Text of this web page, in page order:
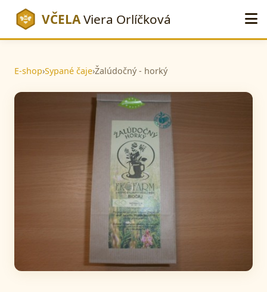
VČELAViera Orlíčková
E-shop›Sypané čaje›Žalúdočný - horký